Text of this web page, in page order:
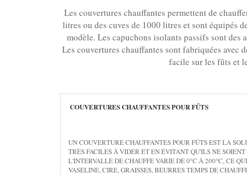
Les couvertures chauffantes permettent de
litres ou des cuves de 1000 litres et sont équipés
modèle. Les capuchons isolants passifs sont
Les couvertures chauffantes sont fabriquées avec
facile sur les fûts et
COUVERTURES CHAUFFANTES POUR FÛTS
UN COUVERTURE CHAUFFANTES POUR FÛTS EST LA
TRÈS FACILES À VIDER ET EN ÉVITANT QU'ILS NE
L'INTERVALLE DE CHAUFFE VARIE DE 0°C À 200°C, CE
VASELINE, CIRE, GRAISSES, BEURRES TEMPS DE